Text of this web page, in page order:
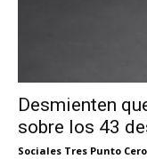
Desmienten
sobre los 43
Sociales Tres Punto Cero